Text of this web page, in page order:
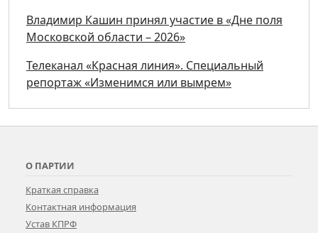
Владимир Кашин принял участие в «Дне поля
Московской области – 2026»
Телеканал «Красная линия». Специальный
репортаж «Изменимся или вымрем»
О ПАРТИИ
Краткая справка
Контактная информация
Устав КПРФ